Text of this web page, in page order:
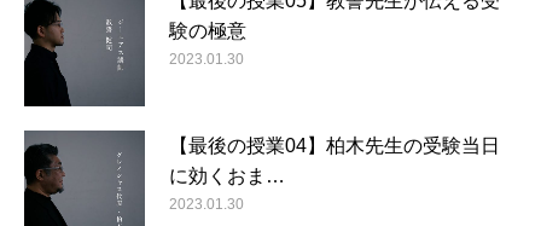
験の極意
2023.01.30
【最後の授業04】柏木先生の受験当日
に効くおま…
2023.01.30